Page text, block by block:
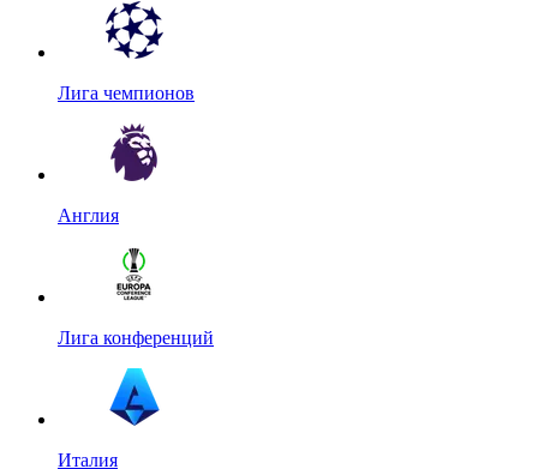
Лига чемпионов
Англия
Лига конференций
Италия